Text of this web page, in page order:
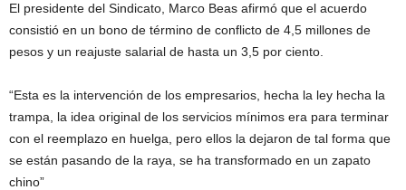
El presidente del Sindicato, Marco Beas afirmó que el acuerdo
consistió en un bono de término de conflicto de 4,5 millones de
pesos y un reajuste salarial de hasta un 3,5 por ciento.
“Esta es la intervención de los empresarios, hecha la ley hecha la
trampa, la idea original de los servicios mínimos era para terminar
con el reemplazo en huelga, pero ellos la dejaron de tal forma que
se están pasando de la raya, se ha transformado en un zapato
chino”